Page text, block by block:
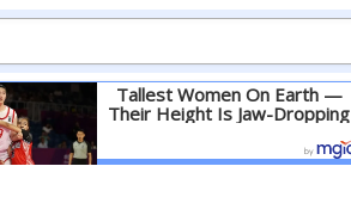
Tallest Women On Earth —
Their Height Is Jaw-Dropping